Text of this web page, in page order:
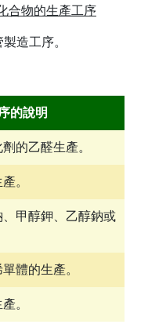
合物的生產工序
造工序。
的說明
的乙醛生產。
。
甲醇鉀、乙醇鈉或
體的生產。
。